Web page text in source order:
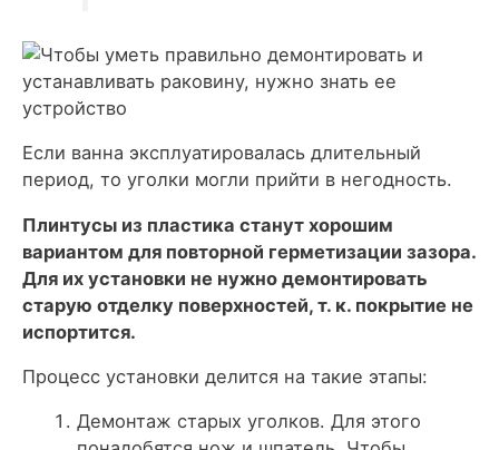
Если ванна эксплуатировалась длительный
период, то уголки могли прийти в негодность.
Плинтусы из пластика станут хорошим
вариантом для повторной герметизации зазора.
Для их установки не нужно демонтировать
старую отделку поверхностей, т. к. покрытие не
испортится.
Процесс установки делится на такие этапы:
Демонтаж старых уголков. Для этого